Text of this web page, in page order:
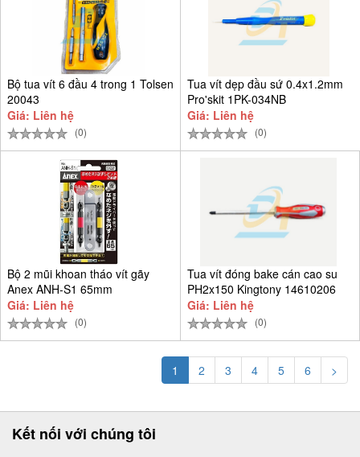
Bộ tua vít 6 đầu 4 trong 1 Tolsen
20043
Giá: Liên hệ
(0)
Tua vít dẹp đầu sứ 0.4x1.2mm
Pro'skit 1PK-034NB
Giá: Liên hệ
(0)
Bộ 2 mũi khoan tháo vít gãy
Anex ANH-S1 65mm
Giá: Liên hệ
(0)
Tua vít đóng bake cán cao su
PH2x150 Kingtony 14610206
Giá: Liên hệ
(0)
1 2 3 4 5 6 >
Kết nối với chúng tôi